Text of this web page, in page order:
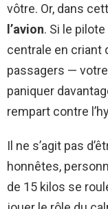
vôtre. Or, dans
l’avion. Si le
centrale en criant
passagers —
paniquer
rempart contre
Il ne s’agit pas
honnêtes,
de 15 kilos se